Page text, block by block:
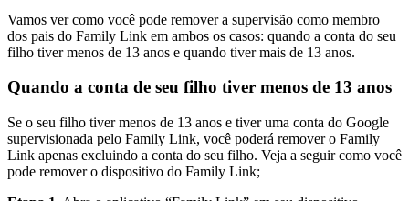
Vamos ver como você pode remover a supervisão como membro
dos pais do Family Link em ambos os casos: quando a conta do seu
filho tiver menos de 13 anos e quando tiver mais de 13 anos.
Quando a conta de seu filho tiver menos de 13 anos
Se o seu filho tiver menos de 13 anos e tiver uma conta do Google
supervisionada pelo Family Link, você poderá remover o Family
Link apenas excluindo a conta do seu filho. Veja a seguir como você
pode remover o dispositivo do Family Link;